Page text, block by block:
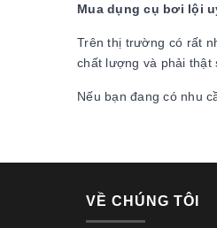
Mua dụng cụ bơi lội
Trên thị trường có rất
chất lượng và phải thật
Nếu bạn đang có nhu
VỀ CHÚNG TÔI